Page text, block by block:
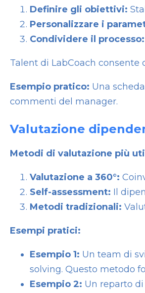
Definire gli obiettivi:
Personalizzare i
Condividere il processo:
Talent di LabCoach
Esempio pratico: Una
commenti del manager.
Valutazione
Metodi di valutazione più
Valutazione a 360°:
Self-assessment: Il
Metodi tradizionali:
Esempi pratici:
Esempio 1: Un team di
solving. Questo metodo
Esempio 2: Un reparto